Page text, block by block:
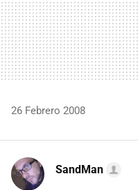
26 Febrero 2008
SandMan